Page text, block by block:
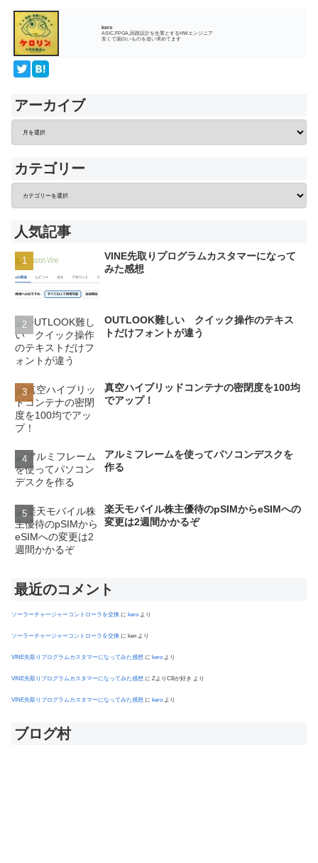
kero
ASIC,FPGA,回路設計を生業とするHWエンジニア
安くて面白いものを追い求めてます
アーカイブ
カテゴリー
人気記事
VINE先取りプログラムカスタマーになって
みた感想
OUTLOOK難しい クイック操作のテキス
トだけフォントが違う
真空ハイブリッドコンテナの密閉度を100均
でアップ！
アルミフレームを使ってパソコンデスクを
作る
楽天モバイル株主優待のpSIMからeSIMへの
変更は2週間かかるぞ
最近のコメント
ソーラーチャージャーコントローラを交換 に kero より
ソーラーチャージャーコントローラを交換 に ken より
VINE先取りプログラムカスタマーになってみた感想 に kero より
VINE先取りプログラムカスタマーになってみた感想 に ZよりCBが好き より
VINE先取りプログラムカスタマーになってみた感想 に kero より
ブログ村